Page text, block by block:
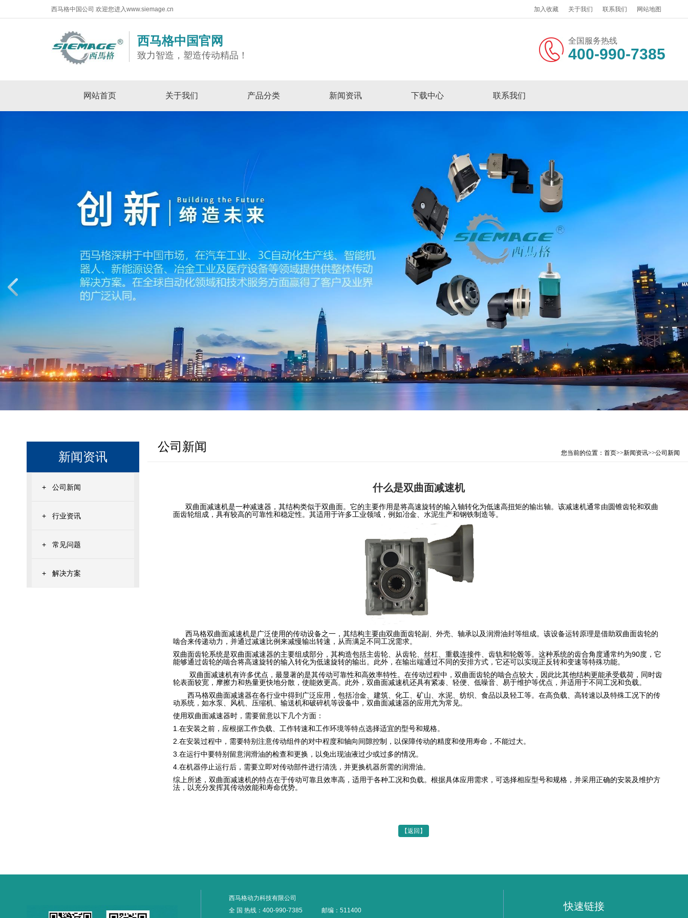
西马格中国公司 欢迎您进入www.siemage.cn 加入收藏 关于我们 联系我们 网站地图
西马格中国官网
致力智造，塑造传动精品！
全国服务热线
400-990-7385
网站首页 关于我们 产品分类 新闻资讯 下载中心 联系我们
新闻资讯
+ 公司新闻
+ 行业资讯
+ 常见问题
+ 解决方案
公司新闻 您当前的位置： 首页>>新闻资讯>>公司新闻
什么是双曲面减速机
双曲面减速机是一种减速器，其结构类似于双曲面。它的主要作用是将高速旋转的输入轴转化为低速高扭矩的输出轴。该减速机通常由圆锥齿轮和双曲
面齿轮组成，具有较高的可靠性和稳定性。其适用于许多工业领域，例如冶金、水泥生产和钢铁制造等。
西马格双曲面减速机是广泛使用的传动设备之一，其结构主要由双曲面齿轮副、外壳、轴承以及润滑油封等组成。该设备运转原理是借助双曲面齿轮的
啮合来传递动力，并通过减速比例来减慢输出转速，从而满足不同工况需求。
双曲面齿轮系统是双曲面减速器的主要组成部分，其构造包括主齿轮、从齿轮、丝杠、重载连接件、齿轨和轮毂等。这种系统的齿合角度通常约为90度，它
能够通过齿轮的啮合将高速旋转的输入转化为低速旋转的输出。此外，在输出端通过不同的安排方式，它还可以实现正反转和变速等特殊功能。
双曲面减速机有许多优点，最显著的是其传动可靠性和高效率特性。在传动过程中，双曲面齿轮的啮合点较大，因此比其他结构更能承受载荷，同时齿
轮表面较宽，摩擦力和热量更快地分散，使能效更高。此外，双曲面减速机还具有紧凑、轻便、低噪音、易于维护等优点，并适用于不同工况和负载。
西马格双曲面减速器在各行业中得到广泛应用，包括冶金、建筑、化工、矿山、水泥、纺织、食品以及轻工等。在高负载、高转速以及特殊工况下的传
动系统，如水泵、风机、压缩机、输送机和破碎机等设备中，双曲面减速器的应用尤为常见。
使用双曲面减速器时，需要留意以下几个方面：
1.在安装之前，应根据工作负载、工作转速和工作环境等特点选择适宜的型号和规格。
2.在安装过程中，需要特别注意传动组件的对中程度和轴向间隙控制，以保障传动的精度和使用寿命，不能过大。
3.在运行中要特别留意润滑油的检查和更换，以免出现油液过少或过多的情况。
4.在机器停止运行后，需要立即对传动部件进行清洗，并更换机器所需的润滑油。
综上所述，双曲面减速机的特点在于传动可靠且效率高，适用于各种工况和负载。根据具体应用需求，可选择相应型号和规格，并采用正确的安装及维护方
法，以充分发挥其传动效能和寿命优势。
【返回】
西马格动力科技有限公司
全 国 热线：400-990-7385
邮编：511400 快速链接